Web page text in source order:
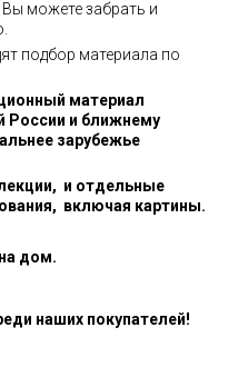
можете забрать и
подбор материала по
материал
России и ближнему
зарубежье
и отдельные
включая картины.
дом.
наших покупателей!